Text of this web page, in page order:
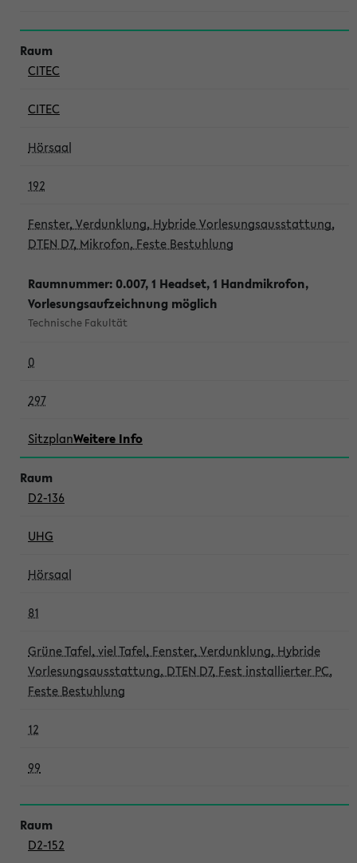
CITEC
CITEC
Hörsaal
192
Fenster, Verdunklung, Hybride Vorlesungsausstattung,
DTEN D7, Mikrofon, Feste Bestuhlung
Raumnummer: 0.007, 1 Headset, 1 Handmikrofon,
Vorlesungsaufzeichnung möglich
Technische Fakultät
0
297
SitzplanWeitere Info
D2-136
UHG
Hörsaal
81
Grüne Tafel, viel Tafel, Fenster, Verdunklung, Hybride
Vorlesungsausstattung, DTEN D7, Fest installierter PC,
Feste Bestuhlung
12
99
D2-152